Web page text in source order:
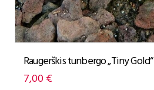
Raugerškis tunbergo „Tiny Gold“
7,00€